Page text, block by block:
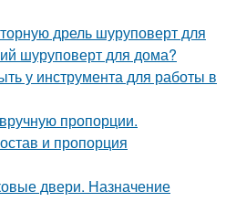
дрель шуруповерт для
шуруповерт для дома?
у инструмента для работы в
пропорции.
и пропорция
двери. Назначение